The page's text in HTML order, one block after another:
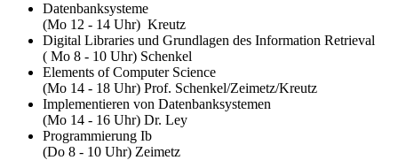
Datenbanksysteme
(Mo 12 - 14 Uhr) Kreutz
Digital Libraries und Grundlagen des Information Retrieval
( Mo 8 - 10 Uhr) Schenkel
Elements of Computer Science
(Mo 14 - 18 Uhr) Prof. Schenkel/Zeimetz/Kreutz
Implementieren von Datenbanksystemen
(Mo 14 - 16 Uhr) Dr. Ley
Programmierung Ib
(Do 8 - 10 Uhr) Zeimetz